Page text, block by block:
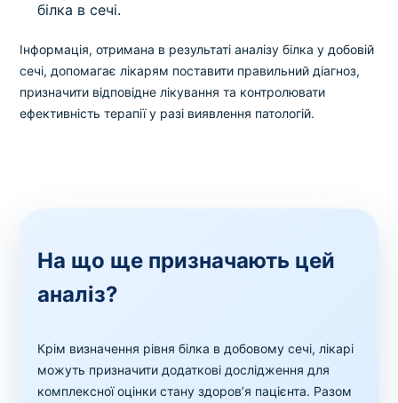
білка в сечі.
Інформація, отримана в результаті аналізу білка у добовій
сечі, допомагає лікарям поставити правильний діагноз,
призначити відповідне лікування та контролювати
ефективність терапії у разі виявлення патологій.
На що ще призначають цей
аналіз?
Крім визначення рівня білка в добовому сечі, лікарі
можуть призначити додаткові дослідження для
комплексної оцінки стану здоров’я пацієнта. Разом